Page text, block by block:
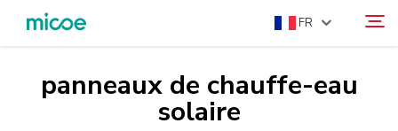
FR
À PROPOS DE NOUS
panneaux de chauffe-eau
solaire